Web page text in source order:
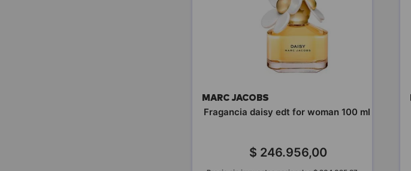
MARC JACOBS
Fragancia daisy edt for woman 100 ml
$ 246.956,00